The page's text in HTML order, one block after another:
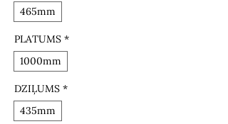
465mm
PLATUMS *
1000mm
DZIĻUMS *
435mm